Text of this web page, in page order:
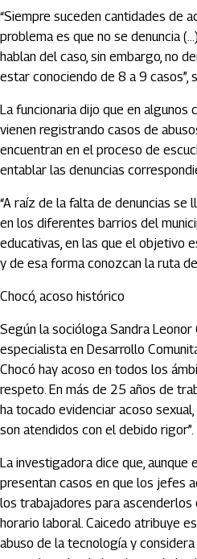
“Siempre suceden cantidades de
problema es que no se denuncia
hablan del caso, sin embargo, no
estar conociendo de 8 a 9 casos”,
La funcionaria dijo que en algunos
vienen registrando casos de
encuentran en el proceso de
entablar las denuncias
“A raíz de la falta de denuncias se
en los diferentes barrios del
educativas, en las que el objetivo
y de esa forma conozcan la ruta
Chocó, acoso histórico
Según la socióloga Sandra Leonor
especialista en Desarrollo
Chocó hay acoso en todos los
respeto. En más de 25 años de
ha tocado evidenciar acoso
son atendidos con el debido rigor”.
La investigadora dice que, aunque
presentan casos en que los jefes
los trabajadores para
horario laboral. Caicedo atribuye
abuso de la tecnología y